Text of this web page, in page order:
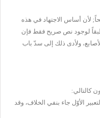
لأن أساس الاجتهاد في هذه
طبقاً لوجود نص صريح فقط فإن
ولأدى ذلك إلى سدّ باب
كالتالي:
الأوّل جاء بنفي الخلاف، وقد